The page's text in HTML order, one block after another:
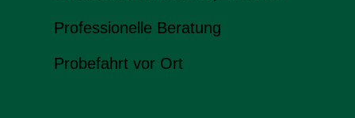
Professionelle Beratung
Probefahrt vor Ort